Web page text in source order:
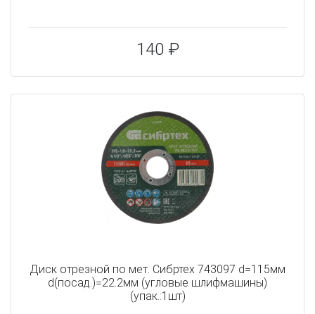
140 ₽
Диск отрезной по мет. Сибртех 743097 d=115мм
d(посад.)=22.2мм (угловые шлифмашины)
(упак.:1шт)